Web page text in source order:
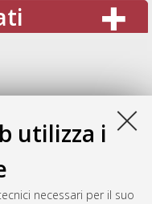
utilizza i
necessari per il suo